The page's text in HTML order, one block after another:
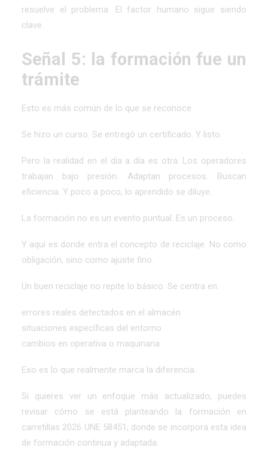
resuelve el problema. El factor humano sigue siendo
clave.
Señal 5: la formación fue un
trámite
Esto es más común de lo que se reconoce.
Se hizo un curso. Se entregó un certificado. Y listo.
Pero la realidad en el día a día es otra. Los operadores
trabajan bajo presión. Adaptan procesos. Buscan
eficiencia. Y poco a poco, lo aprendido se diluye.
La formación no es un evento puntual. Es un proceso.
Y aquí es donde entra el concepto de reciclaje. No como
obligación, sino como ajuste fino.
Un buen reciclaje no repite lo básico. Se centra en:
errores reales detectados en el almacén
situaciones específicas del entorno
cambios en operativa o maquinaria
Eso es lo que realmente marca la diferencia.
Si quieres ver un enfoque más actualizado, puedes
revisar cómo se está planteando la formación en
carretillas 2026 UNE 58451 , donde se incorpora esta idea
de formación continua y adaptada.